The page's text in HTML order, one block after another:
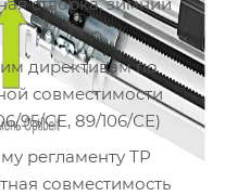
директивам по
совместимости
95/СЕ, 89/106/СЕ)
регламенту ТР
совместимость